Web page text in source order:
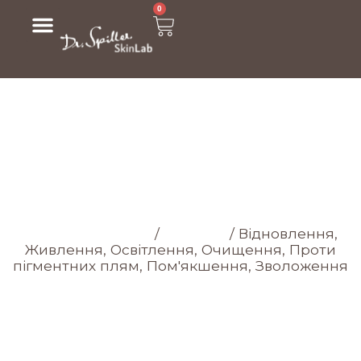
0
/ / Відновлення,
Живлення, Освітлення, Очищення, Проти
пігментних плям, Пом'якшення, Зволоження